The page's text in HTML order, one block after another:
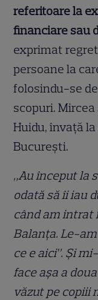
referitoare la
financiare sau
exprimat
persoane la
folosindu-se
scopuri. Mircea
Huidu, învață
București.
„Au început la
odată să îi iau
când am intrat
Balanța. Le-am
ce e aici”. Și
face așa a
văzut pe copiii